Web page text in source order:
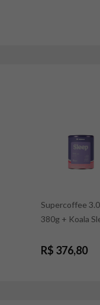
Supercoffee
380g + Koala
R$ 376,80